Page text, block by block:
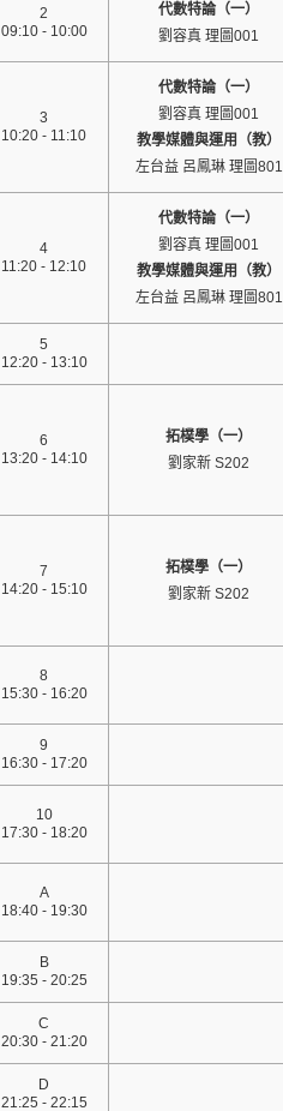
2
09:10 - 10:00
代數特論（一）
劉容真 理圖001
3
10:20 - 11:10
代數特論（一）
劉容真 理圖001
教學媒體與運用（教）
左台益 呂鳳琳 理圖801
4
11:20 - 12:10
代數特論（一）
劉容真 理圖001
教學媒體與運用（教）
左台益 呂鳳琳 理圖801
5
12:20 - 13:10
6
13:20 - 14:10
拓樸學（一）
劉家新 S202
7
14:20 - 15:10
拓樸學（一）
劉家新 S202
8
15:30 - 16:20
9
16:30 - 17:20
10
17:30 - 18:20
A
18:40 - 19:30
B
19:35 - 20:25
C
20:30 - 21:20
D
21:25 - 22:15